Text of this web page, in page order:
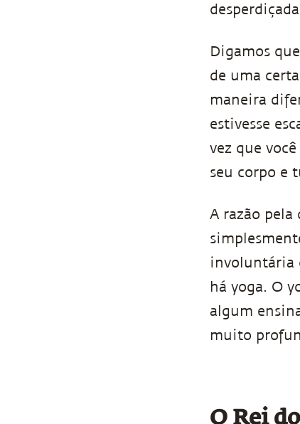
Digamos
de uma
maneira
estivesse
vez que
seu corpo e
A razão pela
involuntária
há yoga. O
algum
muito
O Rei